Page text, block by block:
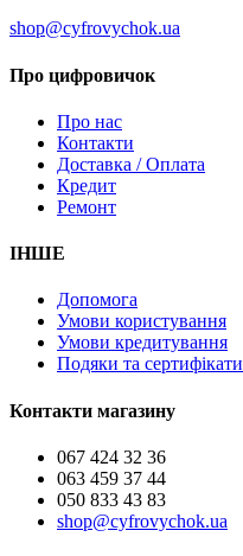
shop@cyfrovychok.ua
Про цифровичок
Про нас
Контакти
Доставка / Оплата
Кредит
Ремонт
ІНШЕ
Допомога
Умови користування
Умови кредитування
Подяки та сертифікати
Контакти магазину
067 424 32 36
063 459 37 44
050 833 43 83
shop@cyfrovychok.ua